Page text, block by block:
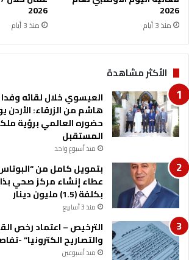
ا
ل
ل
ي
ل
ل
ط
ف
ي
ة
ا
ت
ق
ي
ن
ة
ا2026
منذ 3 أيام
2026
منذ 3 أيام
الأكثر مشاهدة
العيسوي خلال لقائه
هاشم من الزرقاء: الأردن
حضوره العالمي برؤية
المستقبل
منذ أسبوع واحد
بتمويل كامل من “البوتاس
عطاء إنشاء مركز صحي
بكلفة (1.5) مليون دينار
منذ 3 أسابيع
الترخيص – اعتماد رخص
والتصاريح الكترونيا” -
منذ أسبوعين